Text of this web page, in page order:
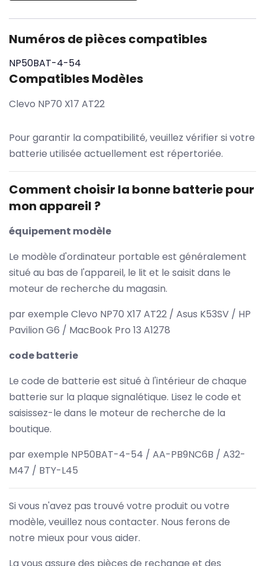
Numéros de pièces compatibles
NP50BAT-4-54
Compatibles Modèles
Clevo NP70 X17 AT22
Pour garantir la compatibilité, veuillez vérifier si votre
batterie utilisée actuellement est répertoriée.
Comment choisir la bonne batterie pour
mon appareil ?
équipement modèle
Le modèle d'ordinateur portable est généralement
situé au bas de l'appareil, le lit et le saisit dans le
moteur de recherche du magasin.
par exemple Clevo NP70 X17 AT22 / Asus K53SV / HP
Pavilion G6 / MacBook Pro 13 A1278
code batterie
Le code de batterie est situé à l'intérieur de chaque
batterie sur la plaque signalétique. Lisez le code et
saisissez-le dans le moteur de recherche de la
boutique.
par exemple NP50BAT-4-54 / AA-PB9NC6B / A32-
M47 / BTY-L45
Si vous n'avez pas trouvé votre produit ou votre
modèle, veuillez nous contacter. Nous ferons de
notre mieux pour vous aider.